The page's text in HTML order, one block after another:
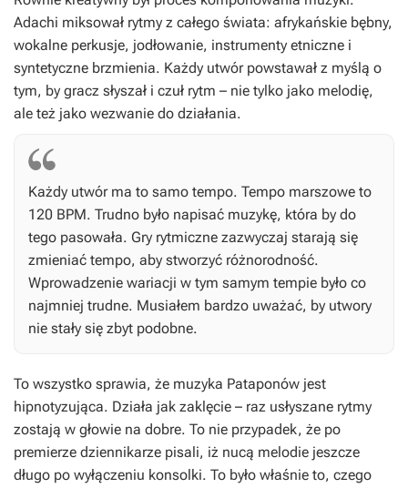
Adachi miksował rytmy z całego świata: afrykańskie bębny,
wokalne perkusje, jodłowanie, instrumenty etniczne i
syntetyczne brzmienia. Każdy utwór powstawał z myślą o
tym, by gracz słyszał i czuł rytm – nie tylko jako melodię,
ale też jako wezwanie do działania.
Każdy utwór ma to samo tempo. Tempo marszowe to
120 BPM. Trudno było napisać muzykę, która by do
tego pasowała. Gry rytmiczne zazwyczaj starają się
zmieniać tempo, aby stworzyć różnorodność.
Wprowadzenie wariacji w tym samym tempie było co
najmniej trudne. Musiałem bardzo uważać, by utwory
nie stały się zbyt podobne.
To wszystko sprawia, że muzyka Pataponów jest
hipnotyzująca. Działa jak zaklęcie – raz usłyszane rytmy
zostają w głowie na dobre. To nie przypadek, że po
premierze dziennikarze pisali, iż nucą melodie jeszcze
długo po wyłączeniu konsolki. To było właśnie to, czego